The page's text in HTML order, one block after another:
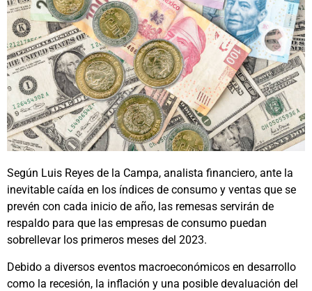
Según Luis Reyes de la Campa, analista financiero, ante la
inevitable caída en los índices de consumo y ventas que se
prevén con cada inicio de año, las remesas servirán de
respaldo para que las empresas de consumo puedan
sobrellevar los primeros meses del 2023.
Debido a diversos eventos macroeconómicos en desarrollo
como la recesión, la inflación y una posible devaluación del